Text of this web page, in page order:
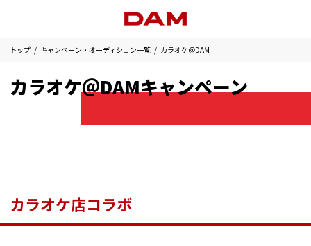
トップ キャンペーン・オーディション一覧 カラオケ＠DAM
カラオケ＠DAMキャンペーン
カラオケ店コラボ